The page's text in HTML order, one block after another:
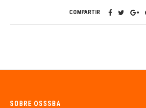
COMPARTIR
SOBRE OSSSBA